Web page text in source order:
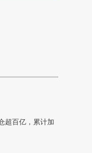
超百亿，累计加